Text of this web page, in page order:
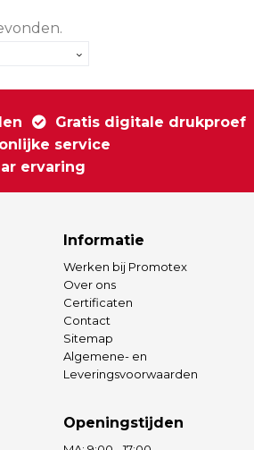
Gratis digitale drukproef
service
ervaring
Informatie
Werken bij Promotex
Over ons
Certificaten
Contact
Sitemap
Algemene- en
Leveringsvoorwaarden
Openingstijden